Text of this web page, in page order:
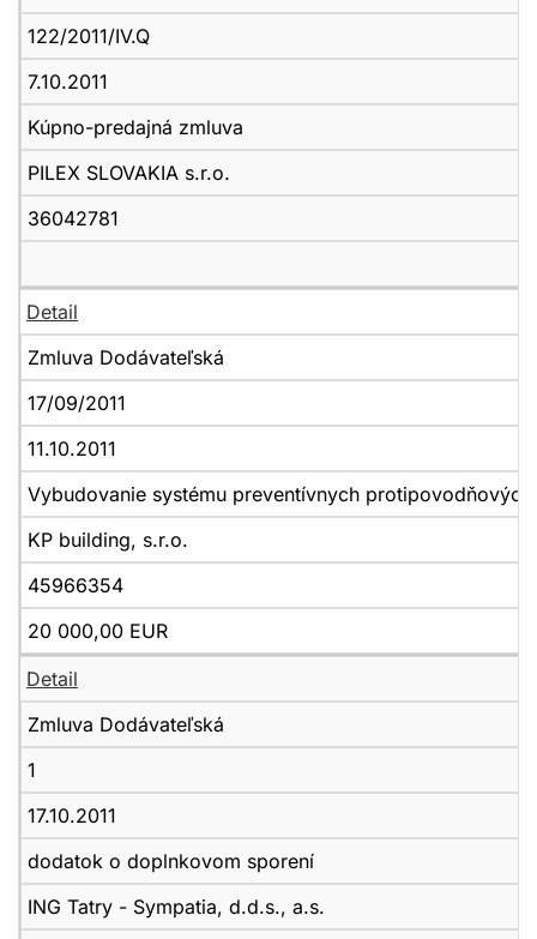
122/2011/IV.Q
7.10.2011
Kúpno-predajná zmluva
PILEX SLOVAKIA s.r.o.
36042781
Detail
Zmluva Dodávateľská
17/09/2011
11.10.2011
Vybudovanie systému preventívnych
KP building, s.r.o.
45966354
20 000,00 EUR
Detail
Zmluva Dodávateľská
1
17.10.2011
dodatok o doplnkovom sporení
ING Tatry - Sympatia, d.d.s., a.s.